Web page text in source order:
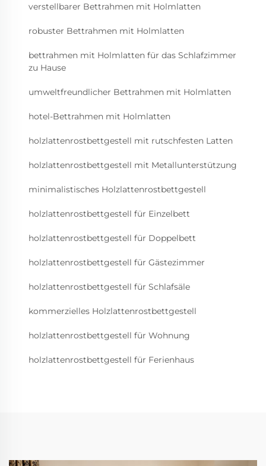
verstellbarer Bettrahmen mit Holmlatten
robuster Bettrahmen mit Holmlatten
bettrahmen mit Holmlatten für das Schlafzimmer
zu Hause
umweltfreundlicher Bettrahmen mit Holmlatten
hotel-Bettrahmen mit Holmlatten
holzlattenrostbettgestell mit rutschfesten Latten
holzlattenrostbettgestell mit Metallunterstützung
minimalistisches Holzlattenrostbettgestell
holzlattenrostbettgestell für Einzelbett
holzlattenrostbettgestell für Doppelbett
holzlattenrostbettgestell für Gästezimmer
holzlattenrostbettgestell für Schlafsäle
kommerzielles Holzlattenrostbettgestell
holzlattenrostbettgestell für Wohnung
holzlattenrostbettgestell für Ferienhaus